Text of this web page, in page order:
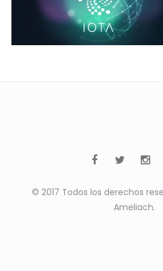
© 2017 Todos los derechos
Ameliach.